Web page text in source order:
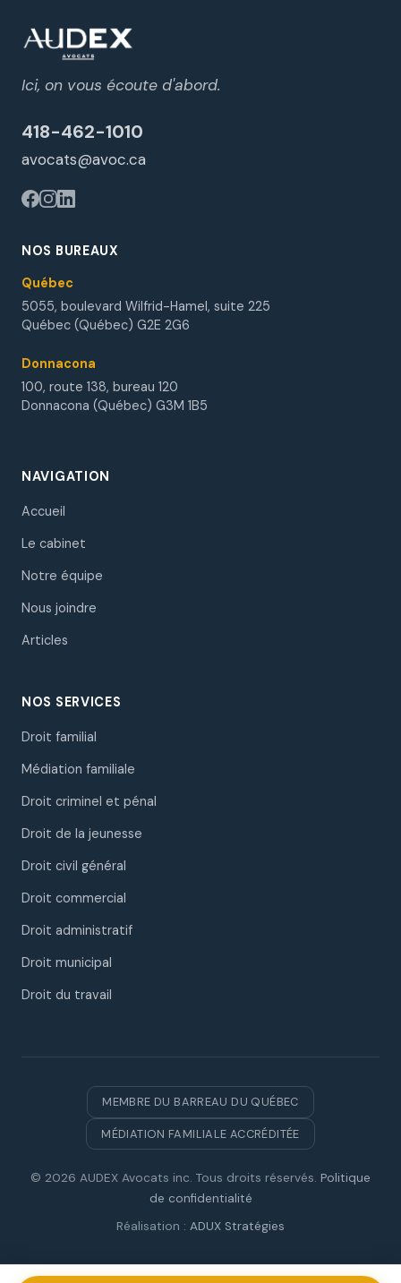
Ici, on vous écoute d'abord.
418-462-1010
avocats@avoc.ca
NOS BUREAUX
Québec
5055, boulevard Wilfrid-Hamel, suite 225
Québec (Québec) G2E 2G6
Donnacona
100, route 138, bureau 120
Donnacona (Québec) G3M 1B5
NAVIGATION
Accueil
Le cabinet
Notre équipe
Nous joindre
Articles
NOS SERVICES
Droit familial
Médiation familiale
Droit criminel et pénal
Droit de la jeunesse
Droit civil général
Droit commercial
Droit administratif
Droit municipal
Droit du travail
MEMBRE DU BARREAU DU QUÉBEC
MÉDIATION FAMILIALE ACCRÉDITÉE
© 2026 AUDEX Avocats inc. Tous droits réservés. Politique
de confidentialité
Réalisation : ADUX Stratégies